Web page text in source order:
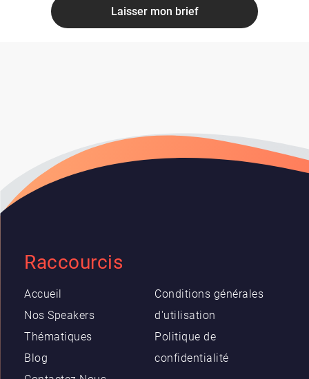
Laisser mon brief
Raccourcis
Accueil
Nos Speakers
Thématiques
Blog
Conditions générales
d'utilisation
Politique de
confidentialité